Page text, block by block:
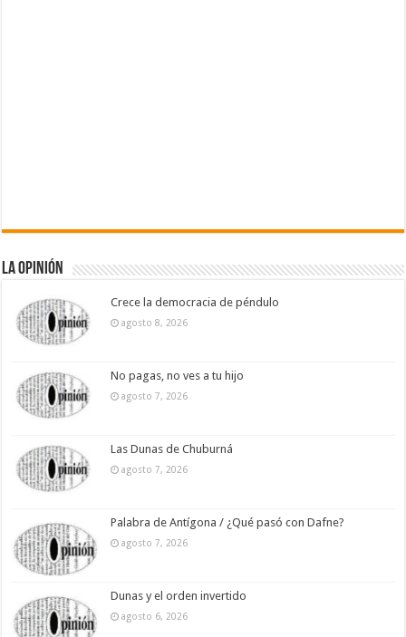
La Opinión
Crece la democracia de péndulo
agosto 8, 2026
No pagas, no ves a tu hijo
agosto 7, 2026
Las Dunas de Chuburná
agosto 7, 2026
Palabra de Antígona / ¿Qué pasó con Dafne?
agosto 7, 2026
Dunas y el orden invertido
agosto 6, 2026